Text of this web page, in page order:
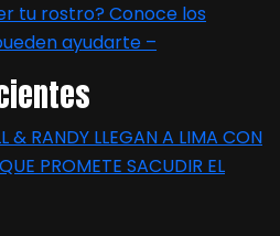
tu rostro? Conoce los
ayudarte –
& RANDY LLEGAN A LIMA CON
PROMETE SACUDIR EL